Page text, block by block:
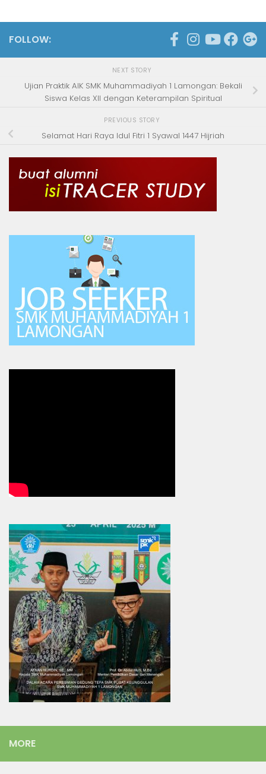
FOLLOW:
NEXT STORY
Ujian Praktik AIK SMK Muhammadiyah 1 Lamongan: Bekali
Siswa Kelas XII dengan Keterampilan Spiritual
PREVIOUS STORY
Selamat Hari Raya Idul Fitri 1 Syawal 1447 Hijriah
MORE